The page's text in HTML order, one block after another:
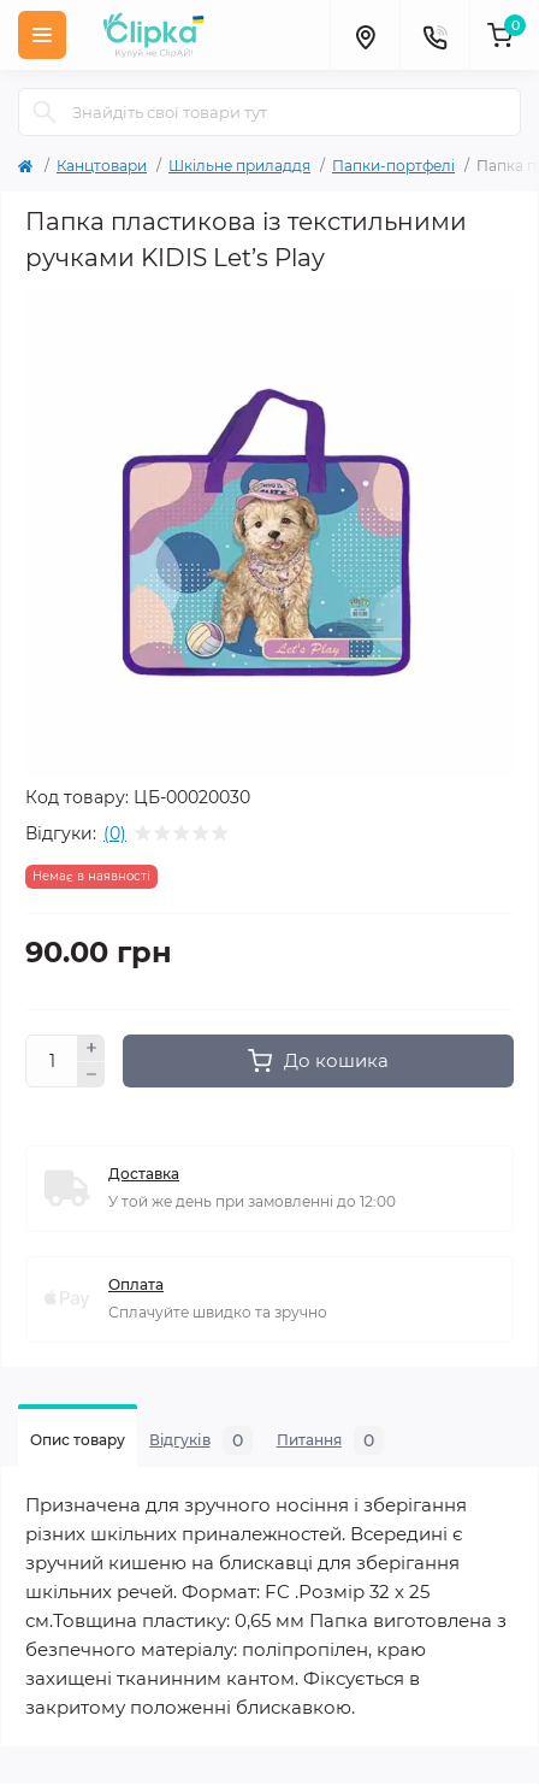
0
Канцтовари Шкільне приладдя Папки-портфелі Папка
Папка пластикова із текстильними
ручками KIDIS Let’s Play
Код товару: ЦБ-00020030
Відгуки: (0)
Немає в наявності
90.00 грн
До кошика
Доставка
У той же день при замовленні до 12:00
Оплата
Сплачуйте швидко та зручно
Опис товару Відгуків 0 Питання 0
Призначена для зручного носіння і зберігання
різних шкільних приналежностей. Всередині є
зручний кишеню на блискавці для зберігання
шкільних речей. Формат: FC .Розмір 32 х 25
см.Товщина пластику: 0,65 мм Папка виготовлена з
безпечного матеріалу: поліпропілен, краю
захищені тканинним кантом. Фіксується в
закритому положенні блискавкою.